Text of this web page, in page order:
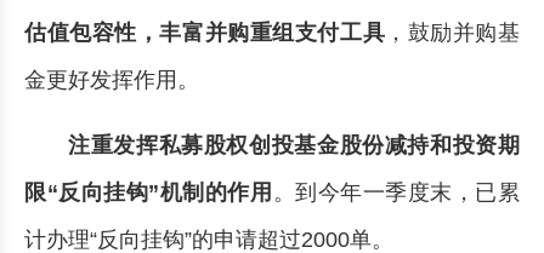
估值包容性，丰富并购重组支付工具 ，鼓励并购基
金更好发挥作用。
注重发挥私募股权创投基金股份减持和投资期
限“反向挂钩”机制的作用 。到今年一季度末，已累
计办理“反向挂钩”的申请超过2000单。